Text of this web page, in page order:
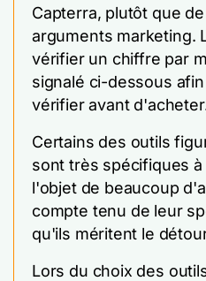
Capterra, plutôt que
arguments marketing.
vérifier un chiffre par
signalé ci-dessous
vérifier avant
Certains des outils
sont très spécifiques
l'objet de beaucoup
compte tenu de leur
qu'ils méritent le
Lors du choix des